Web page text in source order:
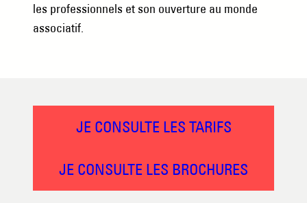
les professionnels et son ouverture au monde
associatif.
JE CONSULTE LES TARIFS
JE CONSULTE LES BROCHURES